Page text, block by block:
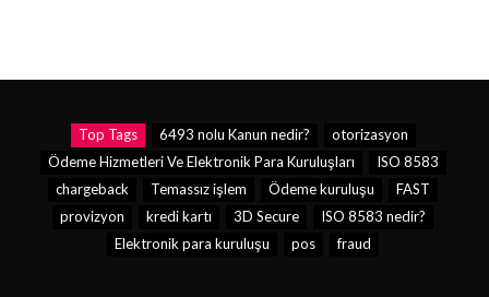
Top Tags 6493 nolu Kanun nedir?
otorizasyon
Ödeme Hizmetleri Ve Elektronik Para Kuruluşları
ISO 8583
chargeback
Temassız işlem Ödeme kuruluşu
FAST
provizyon
kredi kartı 3D Secure
ISO 8583 nedir?
Elektronik para kuruluşu
pos fraud